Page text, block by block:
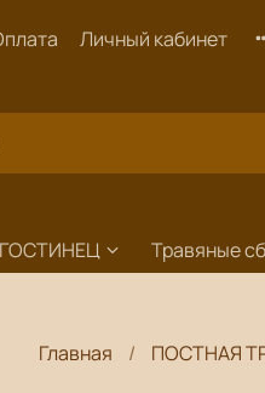
Личный кабинет
Травяные
Главная ПОСТНАЯ